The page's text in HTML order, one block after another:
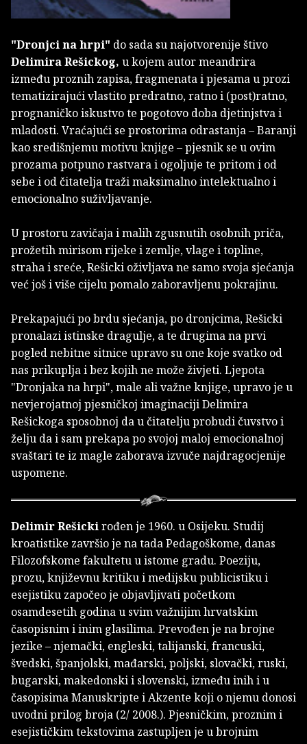
"Dronjci na hrpi" do sada su najotvorenije štivo
Delimira Rešickog, u kojem autor meandrira
između proznih zapisa, fragmenata i pjesama u prozi
tematizirajući vlastito predratno, ratno i (post)ratno,
prognaničko iskustvo te pogotovo doba djetinjstva i
mladosti. Vraćajući se prostorima odrastanja – Baranji
kao središnjemu motivu knjige – pjesnik se u ovim
prozama potpuno rastvara i ogoljuje te pritom i od
sebe i od čitatelja traži maksimalno intelektualno i
emocionalno suživljavanje.
U prostoru zavičaja i malih zgusnutih osobnih priča,
prožetih mirisom rijeke i zemlje, vlage i topline,
straha i sreće, Rešicki oživljava ne samo svoja sjećanja
već još i više cijelu pomalo zaboravljenu pokrajinu.
Prekapajući po brdu sjećanja, po dronjcima, Rešicki
pronalazi istinske dragulje, a te drugima na prvi
pogled nebitne sitnice upravo su one koje svatko od
nas prikuplja i bez kojih ne može živjeti. Ljepota
"Dronjaka na hrpi", male ali važne knjige, upravo je u
nevjerojatnoj pjesničkoj imaginaciji Delimira
Rešickoga sposobnoj da u čitatelju probudi čuvstvo i
želju da i sam prekapa po svojoj maloj emocionalnoj
svaštari te iz magle zaborava izvuče najdragocjenije
uspomene.
Delimir Rešickirođen je 1960. u Osijeku. Studij
kroatistike završio je na tada Pedagoškome, danas
Filozofskome fakultetu u istome gradu. Poeziju,
prozu, književnu kritiku i medijsku publicistiku i
esejistiku započeo je objavljivati početkom
osamdesetih godina u svim važnijim hrvatskim
časopisnim i inim glasilima. Prevođen je na brojne
jezike – njemački, engleski, talijanski, francuski,
švedski, španjolski, mađarski, poljski, slovački, ruski,
bugarski, makedonski i slovenski, između inih i u
časopisima Manuskripte i Akzente koji o njemu donosi
uvodni prilog broja (2/ 2008.). Pjesničkim, proznim i
esejističkim tekstovima zastupljen je u brojnim